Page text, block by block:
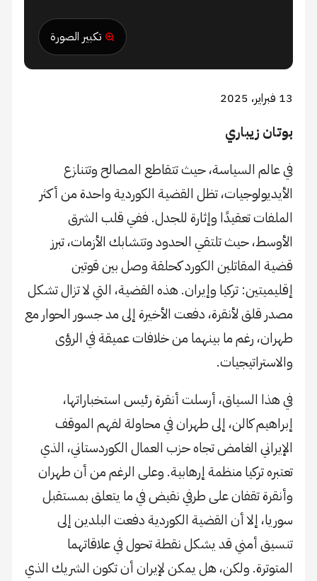
تكبير الصورة
13 فبراير، 2025
بوتان زيباري
في عالم السياسة، حيث تتقاطع المصالح وتتنازع
الأيديولوجيات، تظل القضية الكوردية واحدة من أكثر
الملفات تعقيدًا وإثارة للجدل. ففي قلب الشرق
الأوسط، حيث تلتقي الحدود وتتشابك الأزمات، تبرز
قضية المقاتلين الكورد كحلقة وصل بين قوتين
إقليميتين: تركيا وإيران. هذه القضية، التي لا تزال تشكل
مصدر قلق لأنقرة، دفعت الأخيرة إلى مد جسور الحوار مع
طهران، رغم ما بينهما من خلافات عميقة في الرؤى
والاستراتيجيات.
في هذا السياق، أرسلت أنقرة رئيس استخباراتها،
إبراهيم كالن، إلى طهران في محاولة لفهم الموقف
الإيراني الغامض تجاه حزب العمال الكوردستاني، الذي
تعتبره تركيا منظمة إرهابية. وعلى الرغم من أن طهران
وأنقرة تقفان على طرفي نقيض في ما يتعلق بمستقبل
سوريا، إلا أن القضية الكوردية دفعت البلدين إلى
تنسيق أمني قد يشكل نقطة تحول في علاقاتهما
المتوترة. ولكن، هل يمكن لإيران أن تكون الشريك الذي